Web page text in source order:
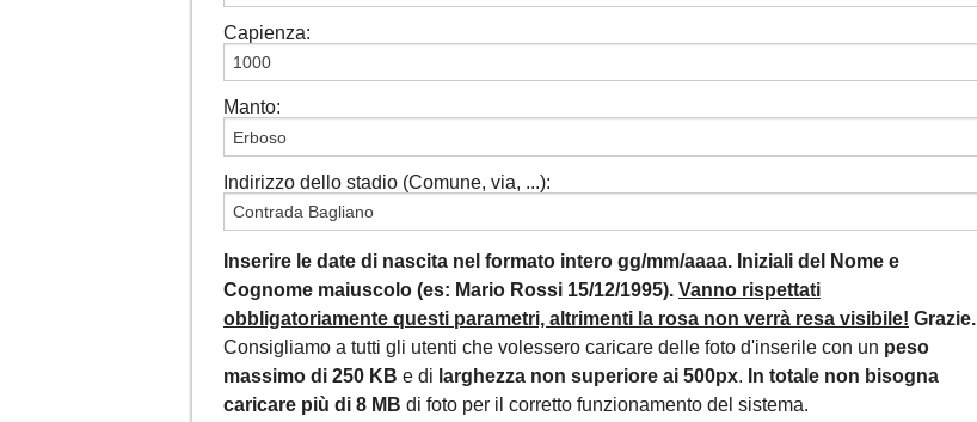
Capienza:
Manto:
Indirizzo dello stadio (Comune, via, ...):
Inserire le date di nascita nel formato intero gg/mm/aaaa. Iniziali del Nome e
Cognome maiuscolo (es: Mario Rossi 15/12/1995). Vanno rispettati
obbligatoriamente questi parametri, altrimenti la rosa non verrà resa visibile! Grazie.
Consigliamo a tutti gli utenti che volessero caricare delle foto d'inserile con un peso
massimo di 250 KB e di larghezza non superiore ai 500px. In totale non bisogna
caricare più di 8 MB di foto per il corretto funzionamento del sistema.